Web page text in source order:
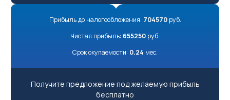
Прибыль до налогообложения: 704570руб.
Чистая прибыль: 655250 руб.
Срок окупаемости: 0.24 мес.
Получите предложение под желаемую прибыль
бесплатно